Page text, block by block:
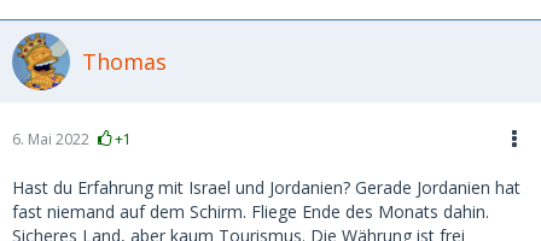
Thomas
6. Mai 2022 +1
Hast du Erfahrung mit Israel und Jordanien? Gerade Jordanien hat
fast niemand auf dem Schirm. Fliege Ende des Monats dahin.
Sicheres Land, aber kaum Tourismus. Die Währung ist frei